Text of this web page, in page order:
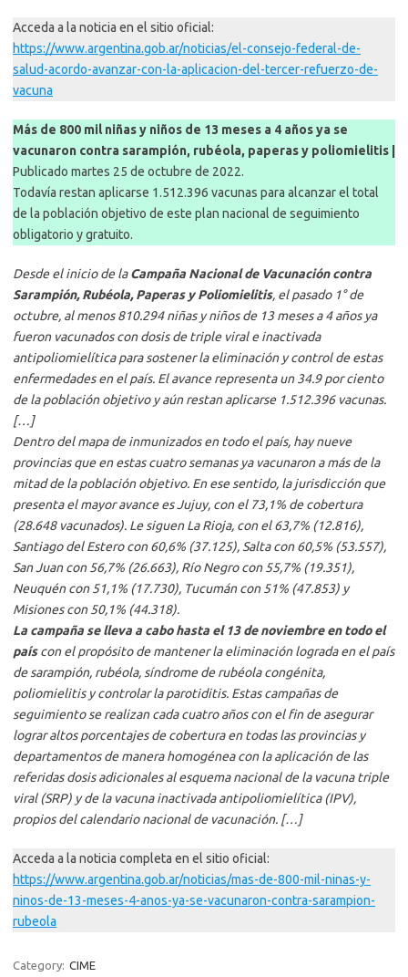
Acceda a la noticia en el sitio oficial:
https://www.argentina.gob.ar/noticias/el-consejo-federal-de-
salud-acordo-avanzar-con-la-aplicacion-del-tercer-refuerzo-de-
vacuna
Más de 800 mil niñas y niños de 13 meses a 4 años ya se
vacunaron contra sarampión, rubéola, paperas y poliomielitis |
Publicado martes 25 de octubre de 2022.
Todavía restan aplicarse 1.512.396 vacunas para alcanzar el total
de la población objetivo de este plan nacional de seguimiento
obligatorio y gratuito.
Desde el inicio de laCampaña Nacional de Vacunación contra
Sarampión, Rubéola, Paperas y Poliomielitis, el pasado 1° de
octubre, al menos 810.294 niñas y niños de 13 meses a 4 años ya
fueron vacunados con dosis de triple viral e inactivada
antipoliomielítica para sostener la eliminación y control de estas
enfermedades en el país. El avance representa un 34.9 por ciento
de la población objetivo y aún restan aplicarse 1.512.396 vacunas.
[…]
Dentro del mapa de inmunizados en todo el país, hay nueve
provincias que en estas cuatro semanas ya vacunaron a más de la
mitad de la población objetivo. En ese sentido, la jurisdicción que
presenta el mayor avance es Jujuy, con el 73,1% de cobertura
(28.648 vacunados). Le siguen La Rioja, con el 63,7% (12.816),
Santiago del Estero con 60,6% (37.125), Salta con 60,5% (53.557),
San Juan con 56,7% (26.663), Río Negro con 55,7% (19.351),
Neuquén con 51,1% (17.730), Tucumán con 51% (47.853) y
Misiones con 50,1% (44.318).
La campaña se lleva a cabo hasta el 13 de noviembre en todo el
paíscon el propósito de mantener la eliminación lograda en el país
de sarampión, rubéola, síndrome de rubéola congénita,
poliomielitis y controlar la parotiditis. Estas campañas de
seguimiento se realizan cada cuatro años con el fin de asegurar
lograr altos porcentajes de cobertura en todas las provincias y
departamentos de manera homogénea con la aplicación de las
referidas dosis adicionales al esquema nacional de la vacuna triple
viral (SRP) y de la vacuna inactivada antipoliomielítica (IPV),
propios del calendario nacional de vacunación. […]
Acceda a la noticia completa en el sitio oficial:
https://www.argentina.gob.ar/noticias/mas-de-800-mil-ninas-y-
ninos-de-13-meses-4-anos-ya-se-vacunaron-contra-sarampion-
rubeola
Category: CIME